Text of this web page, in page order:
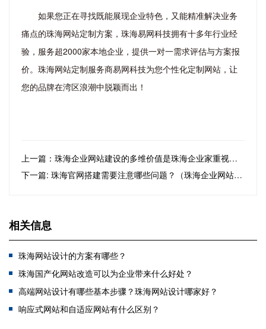
如果您正在寻找既能展现企业特色，又能精准解决业务
痛点的珠海网站定制方案，珠海易网科技拥有十多年行业经
验，服务超2000家本地企业，提供一对一需求评估与方案报
价。珠海网站定制服务商易网科技为您个性化定制网站，让
您的品牌在湾区浪潮中脱颖而出！
上一篇：珠海企业网站建设的多维价值是珠海企业家重视建站的原因
下一篇: 珠海官网搭建需要注意哪些问题？（珠海企业网站搭建避坑指南）
相关信息
珠海网站设计的方案有哪些？
珠海国产化网站改造可以为企业带来什么好处？
高端网站设计有哪些基本步骤？珠海网站设计哪家好？
响应式网站和自适应网站有什么区别？